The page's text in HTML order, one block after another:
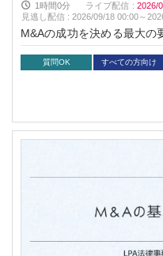
1時間0分 ライブ配信 : 2026/
見逃し配信 :2026/09/18 00:00～
M&Aの成功を決める最大の
買収後に発覚する未払い残
などの「見えない負債」は
あります。 本セミナーでは
い式 労務デューデリジェ
クを事前に見抜き、M&A
開します。
質問OK すべての方向け